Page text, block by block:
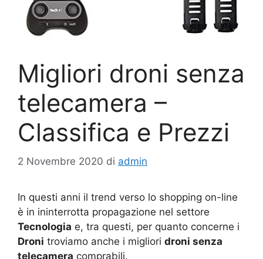
Migliori droni senza
telecamera –
Classifica e Prezzi
2 Novembre 2020 di admin
In questi anni il trend verso lo shopping on-line
è in ininterrotta propagazione nel settore
Tecnologia e, tra questi, per quanto concerne i
Droni troviamo anche i migliori droni senza
telecamera comprabili.